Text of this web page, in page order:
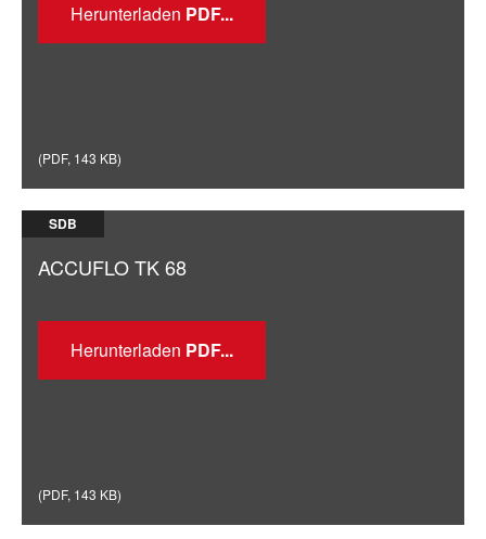
Herunterladen
(PDF, 143 KB)
SDB
ACCUFLO TK 68
Herunterladen
(PDF, 143 KB)